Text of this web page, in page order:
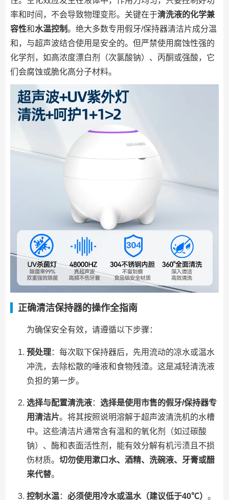
率和时间，不会导致物理变形。关键在于清洗液的化学兼
容性和水温控制。绝大多数专用假牙/保持器清洁片成分温
和，与超声波结合使用是安全的。但严禁使用腐蚀性强的
化学剂，如高浓度漂白剂（次氯酸钠）、丙酮或强酸，它
们会腐蚀或脆化高分子材料。
正确清洁保持器的操作全指南
为确保安全有效，请遵循以下步骤：
预处理：每次取下保持器后，先用流动的凉水或温水
冲洗，去除松散的唾液和食物残渣。这是减轻清洗液
负担的第一步。
选择与配置清洗液： 选择是使用市售的假牙/保持器专
用清洁片。将其按照说明溶解于超声波清洗机的水槽
中。这些清洁片通常含有温和的氧化剂（如过碳酸
钠）、酶和表面活性剂，能有效分解有机污渍且不损
伤材质。 切勿使用漱口水、酒精、洗碗液、牙膏或醋
来代替。
控制水温 ： 必须使用冷水或温水（建议低于40℃） 。